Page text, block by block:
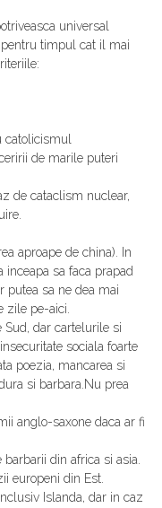
universal
timpul cat il mai
catolicismul
de marile puteri
de cataclism nuclear,
aproape de china). In
sa faca prapad
putea sa ne dea mai
zile pe-aici.
dar cartelurile si
sociala foarte
poezia, mancarea si
si barbara.Nu prea
anglo-saxone daca ar fi
din africa si asia.
europeni din Est.
Islanda, dar in caz